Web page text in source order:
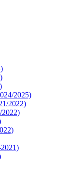
2025)
2022)
2022)